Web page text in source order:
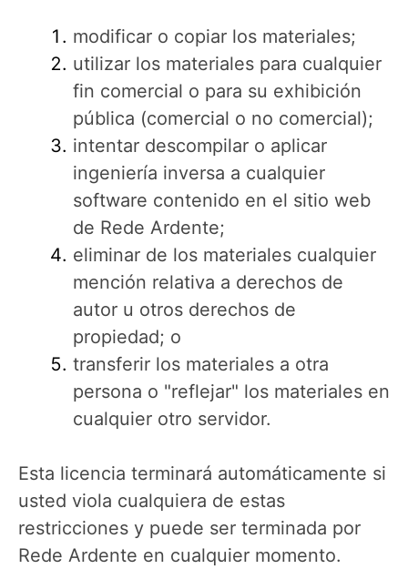
modificar o copiar los materiales;
utilizar los materiales para cualquier
fin comercial o para su exhibición
pública (comercial o no comercial);
intentar descompilar o aplicar
ingeniería inversa a cualquier
software contenido en el sitio web
de Rede Ardente;
eliminar de los materiales cualquier
mención relativa a derechos de
autor u otros derechos de
propiedad; o
transferir los materiales a otra
persona o "reflejar" los materiales en
cualquier otro servidor.
Esta licencia terminará automáticamente si
usted viola cualquiera de estas
restricciones y puede ser terminada por
Rede Ardente en cualquier momento.